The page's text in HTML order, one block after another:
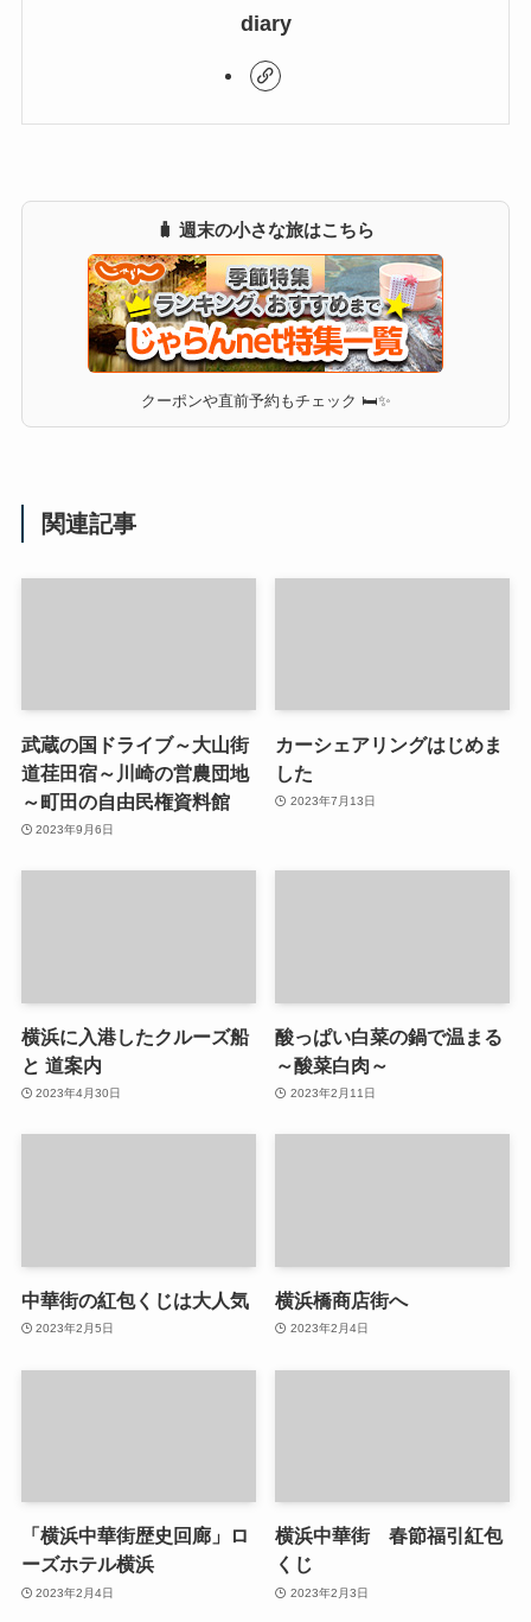
diary
🧳 週末の小さな旅はこちら
クーポンや直前予約もチェック 🛏✨
関連記事
武蔵の国ドライブ～大山街
道荏田宿～川崎の営農団地
～町田の自由民権資料館
2023年9月6日
カーシェアリングはじめま
した
2023年7月13日
横浜に入港したクルーズ船
と 道案内
2023年4月30日
酸っぱい白菜の鍋で温まる
～酸菜白肉～
2023年2月11日
中華街の紅包くじは大人気
2023年2月5日
横浜橋商店街へ
2023年2月4日
「横浜中華街歴史回廊」ロ
ーズホテル横浜
2023年2月4日
横浜中華街 春節福引紅包
くじ
2023年2月3日